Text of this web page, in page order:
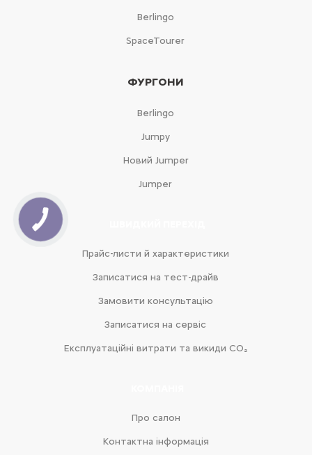
Berlingo
SpaceTourer
ФУРГОНИ
Berlingo
Jumpy
Новий Jumper
Jumper
Прайс-листи й характеристики
Записатися на тест-драйв
Замовити консультацію
Записатися на сервіс
Експлуатаційні витрати та викиди CO₂
Про салон
Контактна інформація